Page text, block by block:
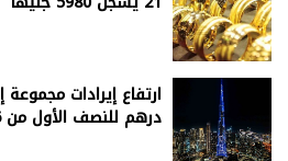
درهم للنصف الأول من 2026